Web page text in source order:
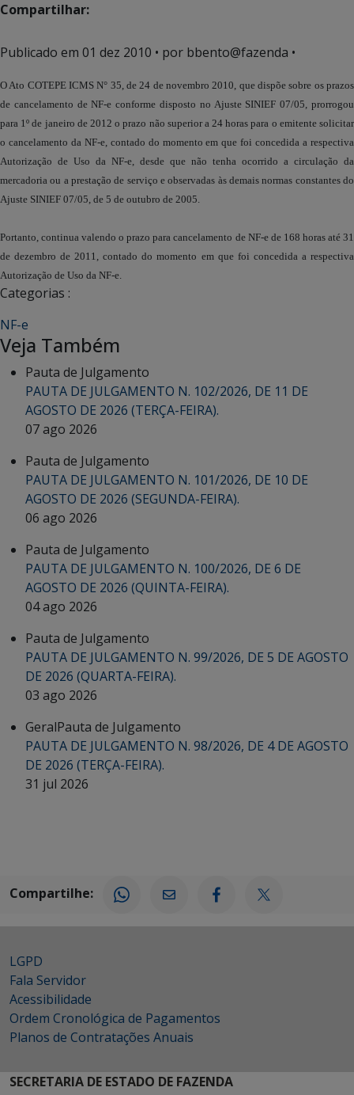
Compartilhar:
Publicado em 01 dez 2010 • por bbento@fazenda •
O Ato COTEPE ICMS N° 35, de 24 de novembro 2010, que dispõe sobre os prazos
de cancelamento de NF-e conforme disposto no Ajuste SINIEF 07/05, prorrogou
para 1º de janeiro de 2012 o prazo não superior a 24 horas para o emitente solicitar
o cancelamento da NF-e, contado do momento em que foi concedida a respectiva
Autorização de Uso da NF-e, desde que não tenha ocorrido a circulação da
mercadoria ou a prestação de serviço e observadas às demais normas constantes do
Ajuste SINIEF 07/05, de 5 de outubro de 2005.
Portanto, continua valendo o prazo para cancelamento de NF-e de 168 horas até 31
de dezembro de 2011, contado do momento em que foi concedida a respectiva
Autorização de Uso da NF-e.
Categorias :
NF-e
Veja Também
Pauta de Julgamento
PAUTA DE JULGAMENTO N. 102/2026, DE 11 DE
AGOSTO DE 2026 (TERÇA-FEIRA).
07 ago 2026
Pauta de Julgamento
PAUTA DE JULGAMENTO N. 101/2026, DE 10 DE
AGOSTO DE 2026 (SEGUNDA-FEIRA).
06 ago 2026
Pauta de Julgamento
PAUTA DE JULGAMENTO N. 100/2026, DE 6 DE
AGOSTO DE 2026 (QUINTA-FEIRA).
04 ago 2026
Pauta de Julgamento
PAUTA DE JULGAMENTO N. 99/2026, DE 5 DE AGOSTO
DE 2026 (QUARTA-FEIRA).
03 ago 2026
GeralPauta de Julgamento
PAUTA DE JULGAMENTO N. 98/2026, DE 4 DE AGOSTO
DE 2026 (TERÇA-FEIRA).
31 jul 2026
Compartilhe:
LGPD
Fala Servidor
Acessibilidade
Ordem Cronológica de Pagamentos
Planos de Contratações Anuais
SECRETARIA DE ESTADO DE FAZENDA